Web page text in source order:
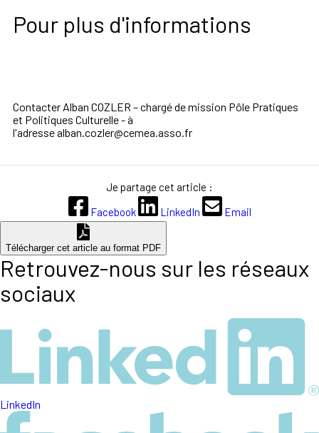
Pour plus d'informations
Contacter Alban COZLER –chargé demission Pôle Pratiques
et Politiques Culturelle - à
l'adressealban.cozler@cemea.asso.fr
Je partage cet article :
Facebook
LinkedIn Email
Télécharger cet article au format PDF
Retrouvez-nous sur les réseaux
sociaux
LinkedIn